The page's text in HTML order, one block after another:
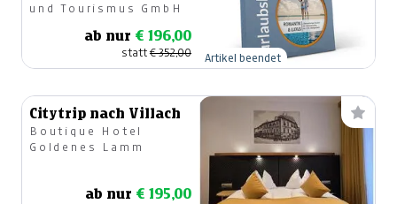
und Tourismus GmbH
ab nur € 196,00
statt€ 352,00 Artikel beendet
Citytrip nach Villach
Boutique Hotel
Goldenes Lamm
ab nur € 195,00